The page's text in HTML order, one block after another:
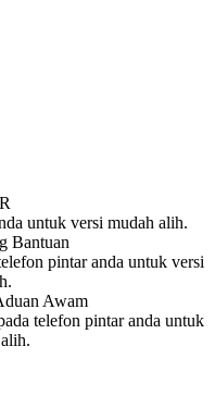
untuk versi mudah alih.
pintar anda untuk versi
telefon pintar anda untuk